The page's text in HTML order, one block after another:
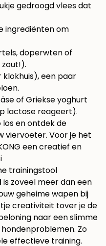
gedroogd vlees dat
ingrediënten om
doperwten of
klokhuis), een paar
of Griekse yoghurt
lactose reageert).
en ontdek de
viervoeter. Voor je het
een creatief en
trainingstool
is zoveel meer dan een
geheime wapen bij
creativiteit tover je de
naar een slimme
Zo
effectieve training.